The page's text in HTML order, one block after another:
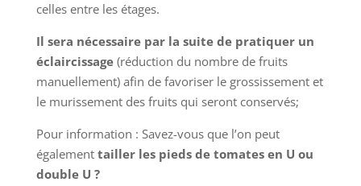
celles entre les étages.
Il sera nécessaire par la suite de pratiquer un
éclaircissage(réduction du nombre de fruits
manuellement) afin de favoriser le grossissement et
le murissement des fruits qui seront conservés;
Pour information : Savez-vous que l’on peut
égalementtailler les pieds de tomates en U ou
double U ?